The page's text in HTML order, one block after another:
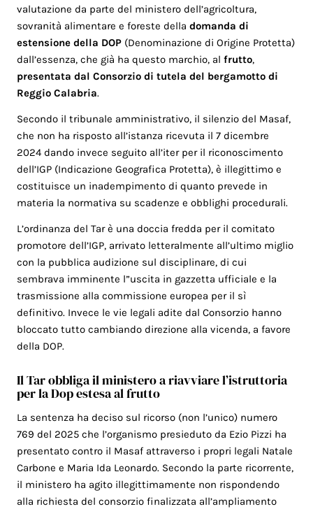
valutazione da parte del ministero dell’agricoltura,
sovranità alimentare e foreste delladomanda di
estensione della DOP (Denominazione di Origine Protetta)
dall’essenza, che già ha questo marchio, alfrutto,
presentata dal Consorzio di tutela del bergamotto di
Reggio Calabria.
Secondo il tribunale amministrativo, il silenzio del Masaf,
che non ha risposto all’istanza ricevuta il 7 dicembre
2024 dando invece seguito all’iter per il riconoscimento
dell’IGP (Indicazione Geografica Protetta), è illegittimo e
costituisce un inadempimento di quanto prevede in
materia la normativa su scadenze e obblighi procedurali.
L’ordinanza del Tar è una doccia fredda per il comitato
promotore dell’IGP, arrivato letteralmente all’ultimo miglio
con la pubblica audizione sul disciplinare, di cui
sembrava imminente l”uscita in gazzetta ufficiale e la
trasmissione alla commissione europea per il sì
definitivo. Invece le vie legali adite dal Consorzio hanno
bloccato tutto cambiando direzione alla vicenda, a favore
della DOP.
Il Tar obbliga il ministero a riavviare l’istruttoria
per la Dop estesa al frutto
La sentenza ha deciso sul ricorso (non l’unico) numero
769 del 2025 che l’organismo presieduto da Ezio Pizzi ha
presentato contro il Masaf attraverso i propri legali Natale
Carbone e Maria Ida Leonardo. Secondo la parte ricorrente,
il ministero ha agito illegittimamente non rispondendo
alla richiesta del consorzio finalizzata all’ampliamento